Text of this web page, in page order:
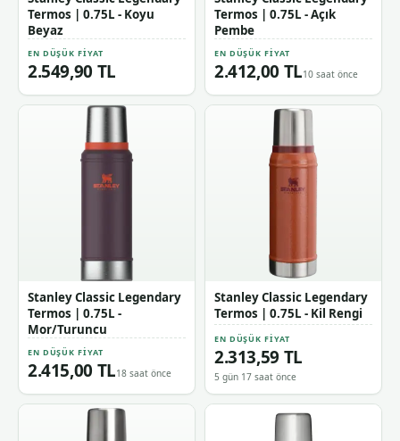
Termos | 0.75L - Koyu
Beyaz
EN DÜŞÜK FIYAT
2.549,90 TL
Termos | 0.75L - Açık
Pembe
EN DÜŞÜK FIYAT
2.412,00 TL10 saat önce
Stanley Classic Legendary
Termos | 0.75L -
Mor/Turuncu
EN DÜŞÜK FIYAT
2.415,00 TL18 saat önce
Stanley Classic Legendary
Termos | 0.75L - Kil Rengi
EN DÜŞÜK FIYAT
2.313,59 TL
5 gün 17 saat önce